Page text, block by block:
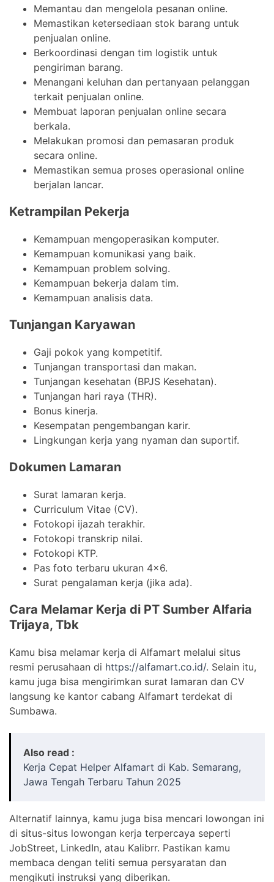
Memantau dan mengelola pesanan online.
Memastikan ketersediaan stok barang untuk
penjualan online.
Berkoordinasi dengan tim logistik untuk
pengiriman barang.
Menangani keluhan dan pertanyaan pelanggan
terkait penjualan online.
Membuat laporan penjualan online secara
berkala.
Melakukan promosi dan pemasaran produk
secara online.
Memastikan semua proses operasional online
berjalan lancar.
Ketrampilan Pekerja
Kemampuan mengoperasikan komputer.
Kemampuan komunikasi yang baik.
Kemampuan problem solving.
Kemampuan bekerja dalam tim.
Kemampuan analisis data.
Tunjangan Karyawan
Gaji pokok yang kompetitif.
Tunjangan transportasi dan makan.
Tunjangan kesehatan (BPJS Kesehatan).
Tunjangan hari raya (THR).
Bonus kinerja.
Kesempatan pengembangan karir.
Lingkungan kerja yang nyaman dan suportif.
Dokumen Lamaran
Surat lamaran kerja.
Curriculum Vitae (CV).
Fotokopi ijazah terakhir.
Fotokopi transkrip nilai.
Fotokopi KTP.
Pas foto terbaru ukuran 4×6.
Surat pengalaman kerja (jika ada).
Cara Melamar Kerja di PT Sumber Alfaria
Trijaya, Tbk
Kamu bisa melamar kerja di Alfamart melalui situs
resmi perusahaan di https://alfamart.co.id/. Selain itu,
kamu juga bisa mengirimkan surat lamaran dan CV
langsung ke kantor cabang Alfamart terdekat di
Sumbawa.
Also read :
Kerja Cepat Helper Alfamart di Kab. Semarang,
Jawa Tengah Terbaru Tahun 2025
Alternatif lainnya, kamu juga bisa mencari lowongan ini
di situs-situs lowongan kerja terpercaya seperti
JobStreet, LinkedIn, atau Kalibrr. Pastikan kamu
membaca dengan teliti semua persyaratan dan
mengikuti instruksi yang diberikan.